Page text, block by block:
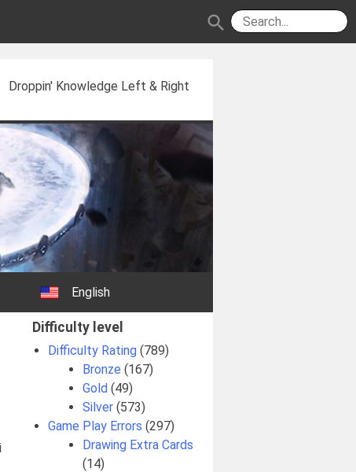
search
Droppin' Knowledge Left & Right
English
Difficulty level
Difficulty Rating (789)
Bronze (167)
Gold (49)
Silver (573)
Game Play Errors (297)
Drawing Extra Cards
(14)